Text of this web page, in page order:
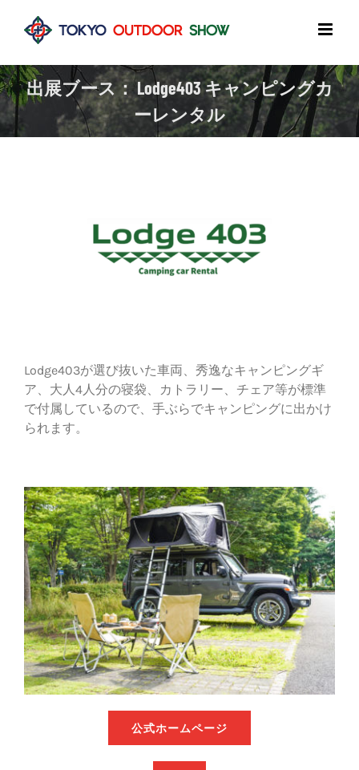
content
出展ブース： Lodge403 キャンピングカ
ーレンタル
Lodge403が選び抜いた車両、秀逸なキャンピングギ
ア、大人4人分の寝袋、カトラリー、チェア等が標準
で付属しているので、手ぶらでキャンピングに出かけ
られます。
公式ホームページ